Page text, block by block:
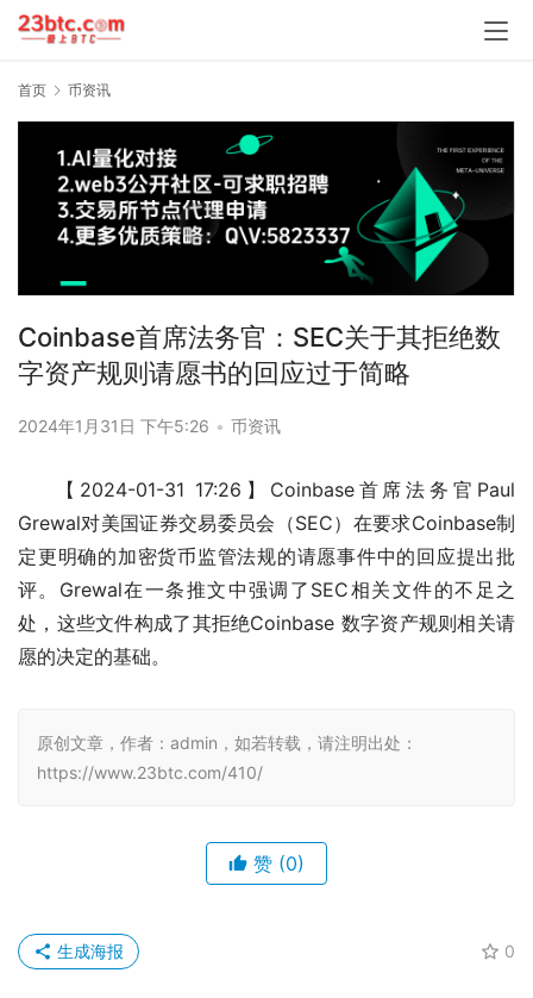
首页 币资讯
Coinbase首席法务官：SEC关于其拒绝数
字资产规则请愿书的回应过于简略
2024年1月31日 下午5:26 • 币资讯
【2024-01-31 17:26】Coinbase首席法务官Paul
Grewal对美国证券交易委员会（SEC）在要求Coinbase制
定更明确的加密货币监管法规的请愿事件中的回应提出批
评。Grewal在一条推文中强调了SEC相关文件的不足之
处，这些文件构成了其拒绝Coinbase 数字资产规则相关请
愿的决定的基础。
原创文章，作者：admin，如若转载，请注明出处：
https://www.23btc.com/410/
赞 (0)
0
生成海报